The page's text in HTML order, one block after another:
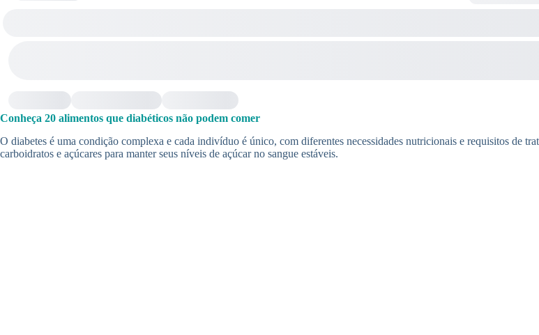
Conheça 20 alimentos que diabéticos não podem comer
O diabetes é uma condição complexa e cada indivíduo é único, com diferentes necessidades nutricionais e requisitos de
carboidratos e açúcares para manter seus níveis de açúcar no sangue estáveis.